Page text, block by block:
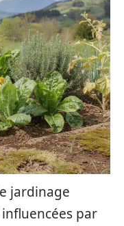
jardinage
par